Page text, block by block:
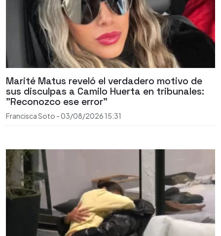
Marité Matus reveló el verdadero motivo de
sus disculpas a Camilo Huerta en tribunales:
"Reconozco ese error"
Francisca Soto - 03/08/2026 15:31